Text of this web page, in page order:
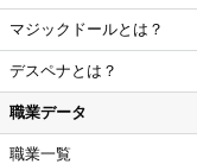
マジックドールとは？
デスペナとは？
職業データ
職業一覧